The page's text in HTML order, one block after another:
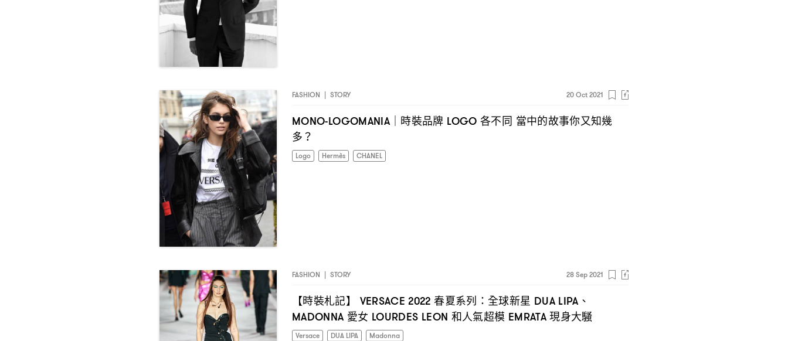
FASHION | STORY 20 Oct 2021
MONO-LOGOMANIA｜ 時裝品牌 LOGO各不同 當中的故事你又知幾
多？
Logo Hermès CHANEL
FASHION | STORY 28 Sep 2021
【時裝札記】 VERSACE 2022 春夏系列 ： 全球新星 DUA LIPA 、
MADONNA 愛女 LOURDES LEON 和人氣超模 EMRATA現身大騷
Versace DUA LIPA Madonna